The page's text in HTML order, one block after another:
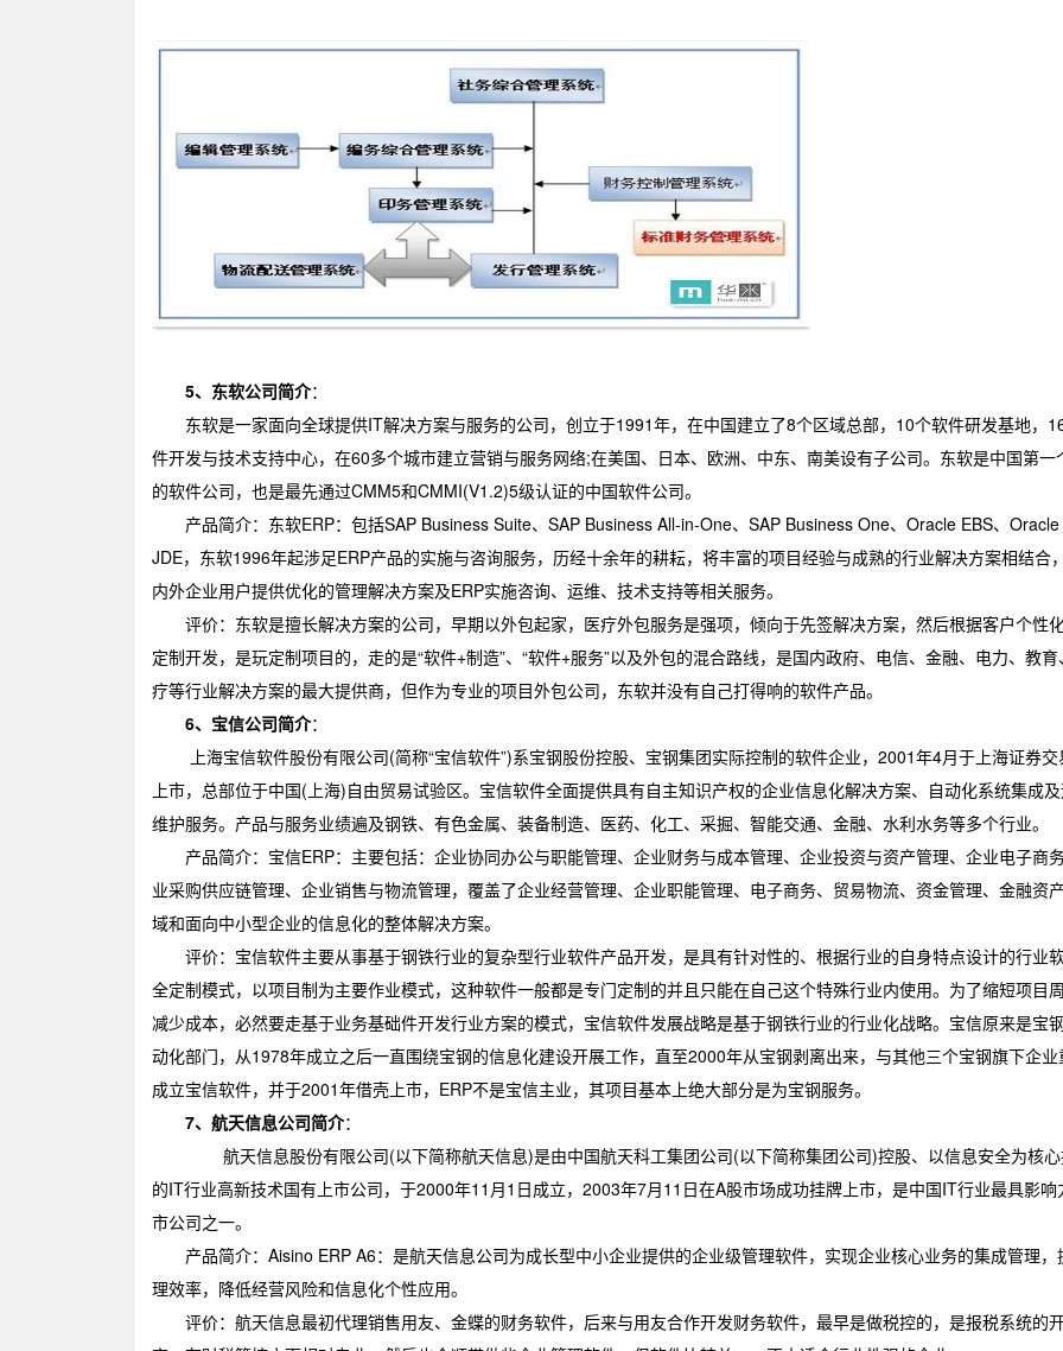
5、东软公司简介：
东软是一家面向全球提供IT解决方案与服务的公司，创立于1991年，在中国建立了8个区域总部，10个软件研发基地，
件开发与技术支持中心，在60多个城市建立营销与服务网络;在美国、日本、欧洲、中东、南美设有子公司。东软是中国第一
的软件公司，也是最先通过CMM5和CMMI(V1.2)5级认证的中国软件公司。
产品简介：东软ERP：包括SAP Business Suite、SAP Business All-in-One、SAP Business One、Oracle EBS、Oracle
JDE，东软1996年起涉足ERP产品的实施与咨询服务，历经十余年的耕耘，将丰富的项目经验与成熟的行业解决方案相结合
内外企业用户提供优化的管理解决方案及ERP实施咨询、运维、技术支持等相关服务。
评价：东软是擅长解决方案的公司，早期以外包起家，医疗外包服务是强项，倾向于先签解决方案，然后根据客户个性
定制开发，是玩定制项目的，走的是“软件+制造”、“软件+服务”以及外包的混合路线，是国内政府、电信、金融、电力、教育
疗等行业解决方案的最大提供商，但作为专业的项目外包公司，东软并没有自己打得响的软件产品。
6、宝信公司简介：
上海宝信软件股份有限公司(简称“宝信软件”)系宝钢股份控股、宝钢集团实际控制的软件企业，2001年4月于上海证券交
上市，总部位于中国(上海)自由贸易试验区。宝信软件全面提供具有自主知识产权的企业信息化解决方案、自动化系统集成
维护服务。产品与服务业绩遍及钢铁、有色金属、装备制造、医药、化工、采掘、智能交通、金融、水利水务等多个行业。
产品简介：宝信ERP：主要包括：企业协同办公与职能管理、企业财务与成本管理、企业投资与资产管理、企业电子商
业采购供应链管理、企业销售与物流管理，覆盖了企业经营管理、企业职能管理、电子商务、贸易物流、资金管理、金融资
域和面向中小型企业的信息化的整体解决方案。
评价：宝信软件主要从事基于钢铁行业的复杂型行业软件产品开发，是具有针对性的、根据行业的自身特点设计的行业软
全定制模式，以项目制为主要作业模式，这种软件一般都是专门定制的并且只能在自己这个特殊行业内使用。为了缩短项目周
减少成本，必然要走基于业务基础件开发行业方案的模式，宝信软件发展战略是基于钢铁行业的行业化战略。宝信原来是宝
动化部门，从1978年成立之后一直围绕宝钢的信息化建设开展工作，直至2000年从宝钢剥离出来，与其他三个宝钢旗下企业
成立宝信软件，并于2001年借壳上市，ERP不是宝信主业，其项目基本上绝大部分是为宝钢服务。
7、航天信息公司简介：
航天信息股份有限公司(以下简称航天信息)是由中国航天科工集团公司(以下简称集团公司)控股、以信息安全为核心
的IT行业高新技术国有上市公司，于2000年11月1日成立，2003年7月11日在A股市场成功挂牌上市，是中国IT行业最具影响
市公司之一。
产品简介：Aisino ERP A6：是航天信息公司为成长型中小企业提供的企业级管理软件，实现企业核心业务的集成管理，
理效率，降低经营风险和信息化个性应用。
评价：航天信息最初代理销售用友、金蝶的财务软件，后来与用友合作开发财务软件，最早是做税控的，是报税系统的